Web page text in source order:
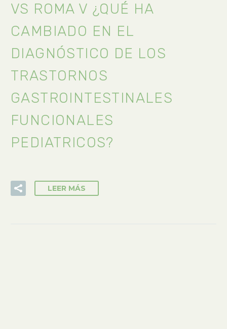
VS ROMA V ¿QUÉ HA
CAMBIADO EN EL
DIAGNÓSTICO DE LOS
TRASTORNOS
GASTROINTESTINALES
FUNCIONALES
PEDIATRICOS?
LEER MÁS